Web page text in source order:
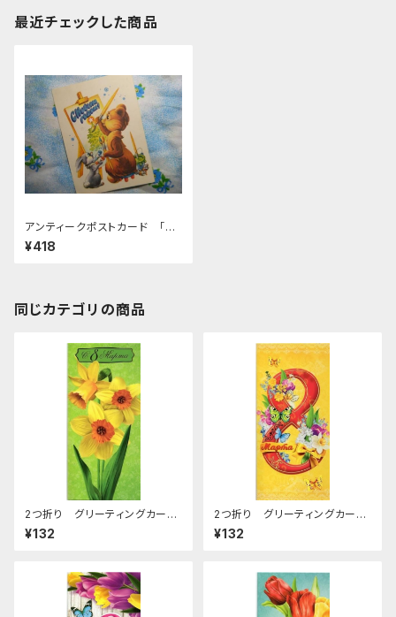
最近チェックした商品
アンティークポストカード 「ha
ppy new year」 1979年
¥418
同じカテゴリの商品
2つ折り グリーティングカー
ド (女性の日) C-69
¥132
2つ折り グリーティングカー
ド (女性の日) C-67
¥132